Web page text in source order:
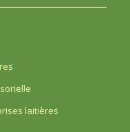
laitières